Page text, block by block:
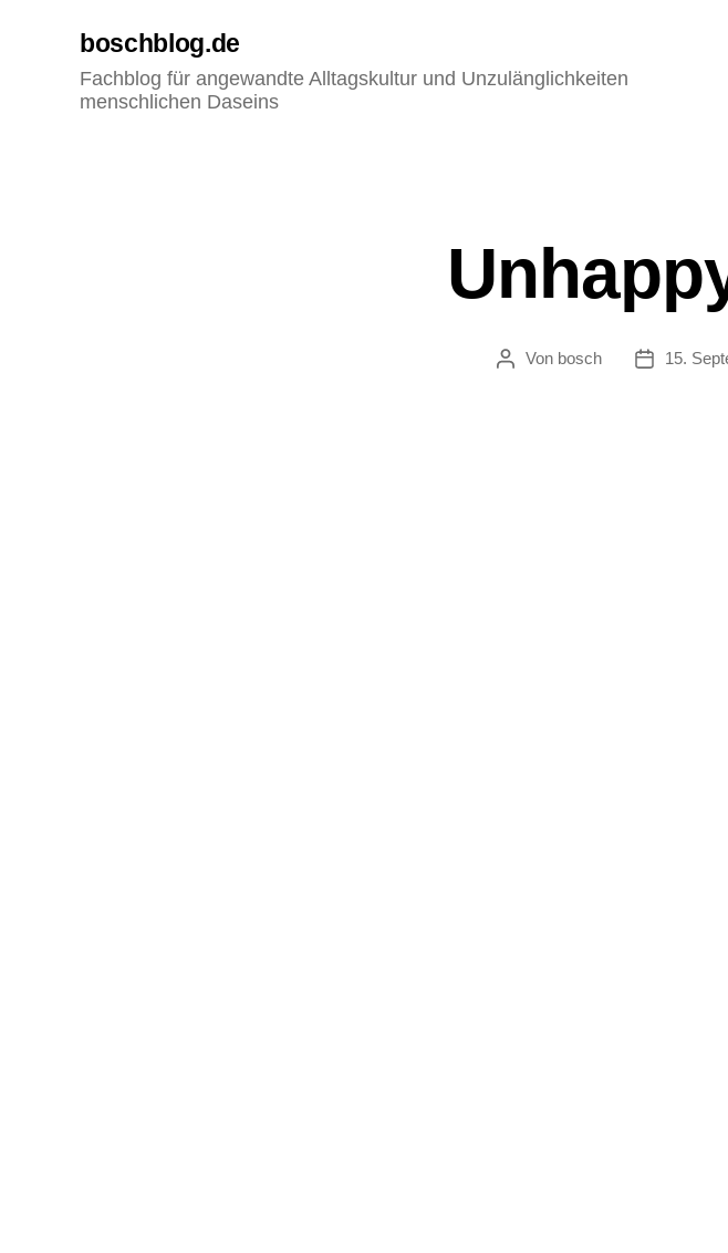
boschblog.de
Fachblog für angewandte Alltagskultur und Unzulänglichkeiten
menschlichen Daseins
Beitragsautor
Von bosch 15.